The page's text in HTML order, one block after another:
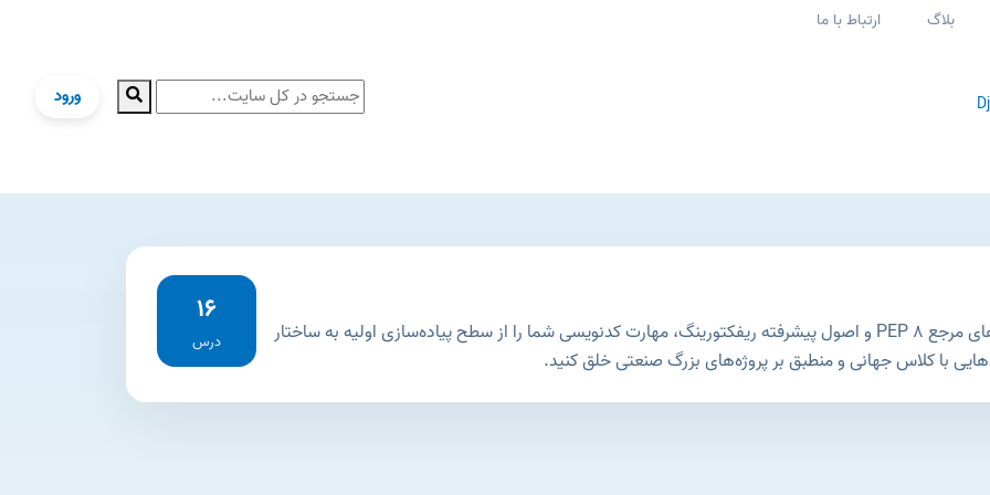
بلاگ ارتباط با ما
ورود
دوره جامع کلین کد در پایتون، با تکیه بر استانداردهای مرجع PEP 8 و اصول پیشرفته ریفکتورینگ، مهارت کدنویسی شما را از سطح پیاده‌سازی اولیه به ساختار
با کلاس جهانی و منطبق بر پروژه‌های بزرگ صنعتی خلق کنید.
16
درس